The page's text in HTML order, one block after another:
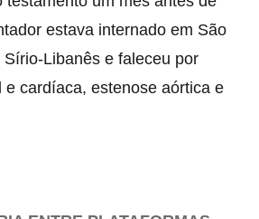
estava internado em São
Libanês e faleceu por
e cardíaca, estenose aórtica e